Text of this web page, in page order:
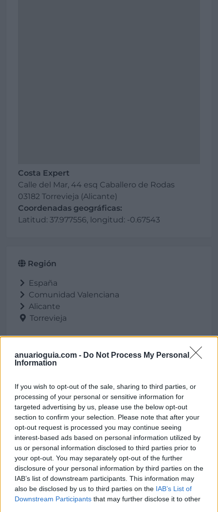
anuarioguia.com - Do Not Process My Personal
Information
If you wish to opt-out of the sale, sharing to third parties, or
processing of your personal or sensitive information for
targeted advertising by us, please use the below opt-out
section to confirm your selection. Please note that after your
opt-out request is processed you may continue seeing
interest-based ads based on personal information utilized by
us or personal information disclosed to third parties prior to
your opt-out. You may separately opt-out of the further
disclosure of your personal information by third parties on the
IAB’s list of downstream participants. This information may
also be disclosed by us to third parties on the IAB’s List of
Downstream Participants that may further disclose it to other
Costa Expert
Calle del Mar, 44 esq Caballero de Rodas
03182 Torrevieja (Alicante)
Coordenadas geográficas:
Latitud: 37.977556, longitud: -0.67543
Región
España
Comunidad Valenciana
Alicante
Torrevieja
Galería